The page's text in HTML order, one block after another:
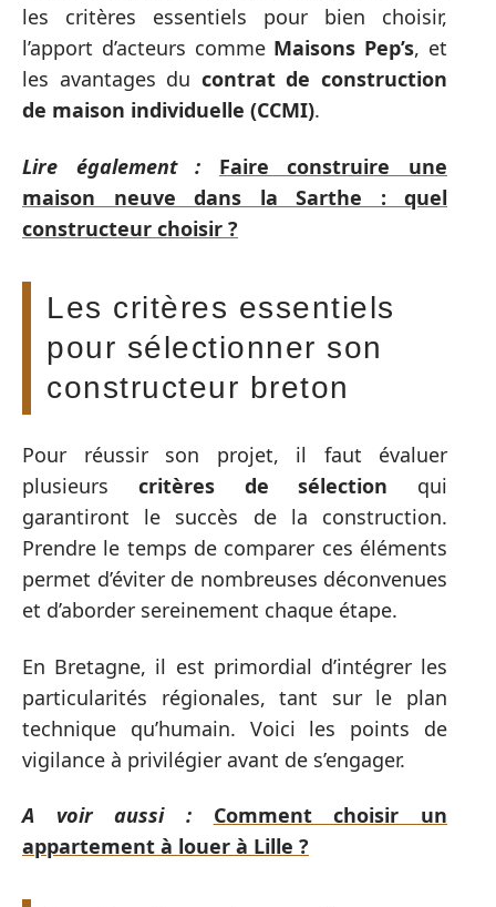
les critères essentiels pour bien choisir,
l’apport d’acteurs comme Maisons Pep’s, et
les avantages du contrat de construction
de maison individuelle (CCMI).
Lire également :
Faire construire une
maison neuve dans la Sarthe : quel
constructeur choisir ?
Les critères essentiels
pour sélectionner son
constructeur breton
Pour réussir son projet, il faut évaluer
plusieurs critères de sélection qui
garantiront le succès de la construction.
Prendre le temps de comparer ces éléments
permet d’éviter de nombreuses déconvenues
et d’aborder sereinement chaque étape.
En Bretagne, il est primordial d’intégrer les
particularités régionales, tant sur le plan
technique qu’humain. Voici les points de
vigilance à privilégier avant de s’engager.
A voir aussi :
Comment choisir un
appartement à louer à Lille ?